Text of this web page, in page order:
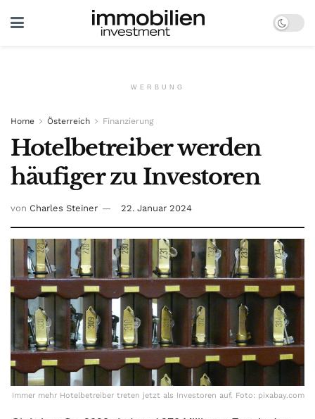
WERBUNG
Home Österreich Finanzierung
Hotelbetreiber werden
häufiger zu Investoren
von Charles Steiner 22. Januar 2024
Immer mehr Hotelbetreiber treten jetzt als Investoren auf. Foto: pixabay.com